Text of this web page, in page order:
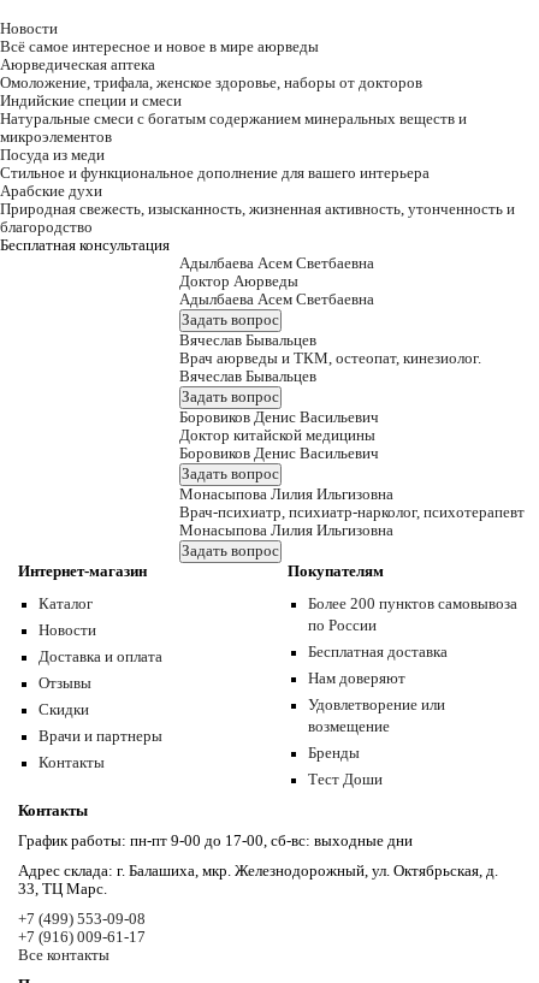
Новости
Всё самое интересное и новое в мире аюрведы
Аюрведическая аптека
Омоложение, трифала, женское здоровье, наборы от докторов
Индийские специи и смеси
Натуральные смеси с богатым содержанием минеральных веществ и
микроэлементов
Посуда из меди
Стильное и функциональное дополнение для вашего интерьера
Арабские духи
Природная свежесть, изысканность, жизненная активность, утонченность и
благородство
Бесплатная консультация
Адылбаева Асем Светбаевна
Доктор Аюрведы
Адылбаева Асем Светбаевна
Задать вопрос
Вячеслав Бывальцев
Врач аюрведы и ТКМ, остеопат, кинезиолог.
Вячеслав Бывальцев
Задать вопрос
Боровиков Денис Васильевич
Доктор китайской медицины
Боровиков Денис Васильевич
Задать вопрос
Монасыпова Лилия Ильгизовна
Врач-психиатр, психиатр-нарколог, психотерапевт
Монасыпова Лилия Ильгизовна
Задать вопрос
Интернет-магазин
Каталог
Новости
Доставка и оплата
Отзывы
Скидки
Врачи и партнеры
Контакты
Покупателям
Более 200 пунктов самовывоза
по России
Бесплатная доставка
Нам доверяют
Удовлетворение или
возмещение
Бренды
Тест Доши
Контакты
График работы: пн-пт 9-00 до 17-00, сб-вс: выходные дни
Адрес склада: г. Балашиха, мкр. Железнодорожный, ул. Октябрьская, д.
33, ТЦ Марс.
+7 (499) 553-09-08
+7 (916) 009-61-17
Все контакты